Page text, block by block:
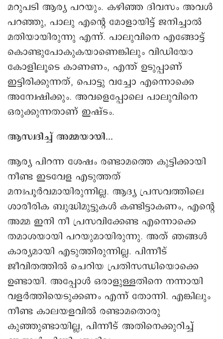
മറുപടി ആര്യ പറയും. കഴിഞ്ഞ ദിവസം അവള്‍
പറഞ്ഞു, പാലു എന്റെ മോളായിട്ട് ജനിച്ചാല്‍
മതിയായിരുന്നു എന്ന്. പാലുവിനെ എങ്ങോട്ട്
കൊണ്ടുപോകുകയാണെങ്കിലും വിഡിയോ
കോളിലൂടെ കാണണം, എന്ത് ഉടുപ്പാണ്
ഇട്ടിരിക്കുന്നത്, പൊട്ടു വച്ചോ എന്നൊക്കെ
അന്വേഷിക്കും. അവളെപ്പോലെ പാലുവിനെ
ഒരുക്കുന്നതാണ് ഇഷ്ടം.
ആസ്വദിച്ച് അമ്മയായി...
ആര്യ പിറന്ന ശേഷം രണ്ടാമത്തെ കുട്ടിക്കായി
നീണ്ട ഇടവേള എടുത്തത്
മനഃപൂര്‍വമായിരുന്നില്ല. ആദ്യ പ്രസവത്തിലെ
ശാരീരിക ബുദ്ധിമുട്ടുകള്‍ കണ്ടിട്ടാകണം, എന്റെ
അമ്മ ഇനി നീ പ്രസവിക്കേണ്ട എന്നൊക്കെ
തമാശയായി പറയുമായിരുന്നു. അത് ഞങ്ങള്‍
കാര്യമായി എടുത്തിരുന്നില്ല. പിന്നീട്
ജീവിതത്തില്‍ ചെറിയ പ്രതിസന്ധിയൊക്കെ
ഉണ്ടായി. അപ്പോള്‍ ഒരാളുള്ളതിനെ നന്നായി
വളര്‍ത്തിയെടുക്കണം എന്ന് തോന്നി. എങ്കിലും
നീണ്ട കാലയളവില്‍ രണ്ടാമതൊരു
കുഞ്ഞുണ്ടായില്ല, പിന്നീട് അതിനെക്കുറിച്ച്